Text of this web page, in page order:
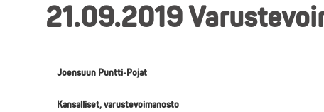
21.09.2019
Joensuun Puntti-Pojat
Kansalliset, varustevoimanosto